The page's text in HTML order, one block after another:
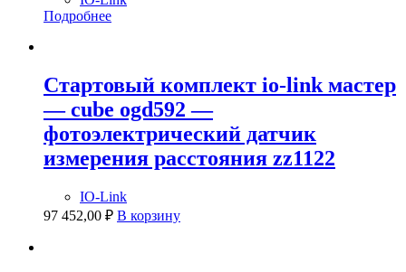
Подробнее
Стартовый комплект io-link мастер
— cube ogd592 —
фотоэлектрический датчик
измерения расстояния zz1122
IO-Link
97 452,00 ₽ В корзину